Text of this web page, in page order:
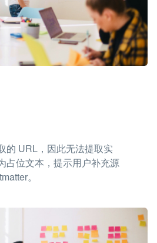
的 URL，因此无法提取实
占位文本，提示用户补充源
。